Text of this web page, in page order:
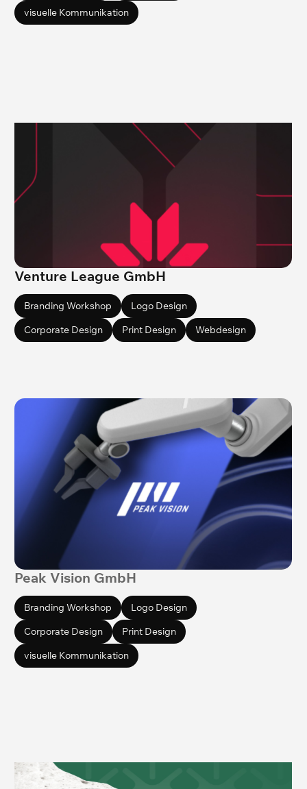
visuelle Kommunikation
Venture League GmbH
Branding Workshop
Logo Design
Corporate Design
Print Design Webdesign
Peak Vision GmbH
Branding Workshop
Logo Design
Corporate Design
Print Design
visuelle Kommunikation